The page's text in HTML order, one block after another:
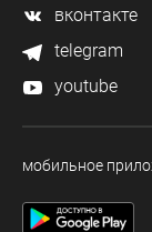
вконтакте
telegram
youtube
мобильное